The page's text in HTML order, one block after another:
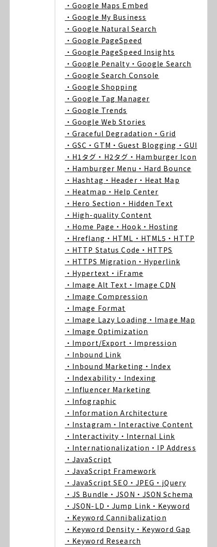
・Google Maps Embed
・Google My Business
・Google Natural Search
・Google PageSpeed
・Google PageSpeed Insights
・Google Penalty ・Google Search
・Google Search Console
・Google Shopping
・Google Tag Manager
・Google Trends
・Google Web Stories
・Graceful Degradation ・Grid
・GSC ・GTM ・Guest Blogging ・GUI
・H1タグ ・H2タグ ・Hamburger Icon
・Hamburger Menu ・Hard Bounce
・Hashtag ・Header ・Heat Map
・Heatmap ・Help Center
・Hero Section ・Hidden Text
・High-quality Content
・Home Page ・Hook ・Hosting
・Hreflang ・HTML ・HTML5 ・HTTP
・HTTP Status Code ・HTTPS
・HTTPS Migration ・Hyperlink
・Hypertext ・iFrame
・Image Alt Text ・Image CDN
・Image Compression
・Image Format
・Image Lazy Loading ・Image Map
・Image Optimization
・Import/Export ・Impression
・Inbound Link
・Inbound Marketing ・Index
・Indexability ・Indexing
・Influencer Marketing
・Infographic
・Information Architecture
・Instagram ・Interactive Content
・Interactivity ・Internal Link
・Internationalization ・IP Address
・JavaScript
・JavaScript Framework
・JavaScript SEO ・JPEG ・jQuery
・JS Bundle ・JSON ・JSON Schema
・JSON-LD ・Jump Link ・Keyword
・Keyword Cannibalization
・Keyword Density ・Keyword Gap
・Keyword Research